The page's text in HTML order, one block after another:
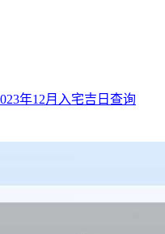
年12月入宅吉日查询